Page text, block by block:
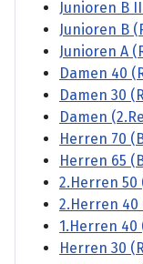
Junioren B
Junioren B
Junioren A
Damen 40
Damen 30
Damen
Herren 70
Herren 65
2.Herren
2.Herren 40
1.Herren
Herren 30